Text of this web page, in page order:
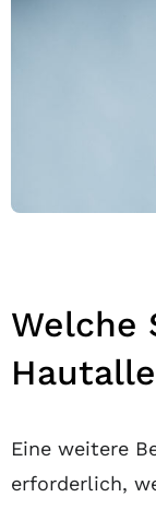
Welche
Eine weitere
erforderlich,